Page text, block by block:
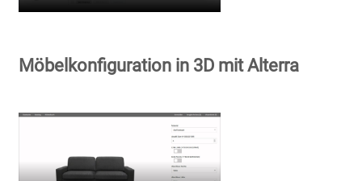
Möbelkonfiguration in 3D mit Alterra